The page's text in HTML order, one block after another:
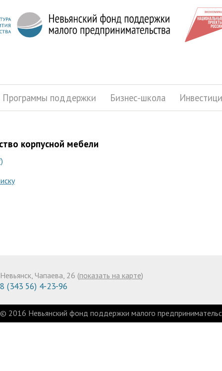
Программы поддержки Бизнес-школа
корпусной мебели
Невьянск, Чапаева, 26 (показать на карте)
8 (343 56) 4-23-96
© 2016 Невьянский фонд поддержки малого